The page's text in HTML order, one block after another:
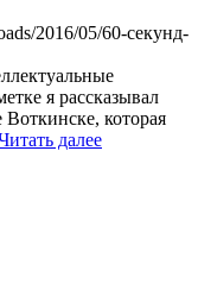
2016/05/60-секунд-
я рассказывал
которая
далее